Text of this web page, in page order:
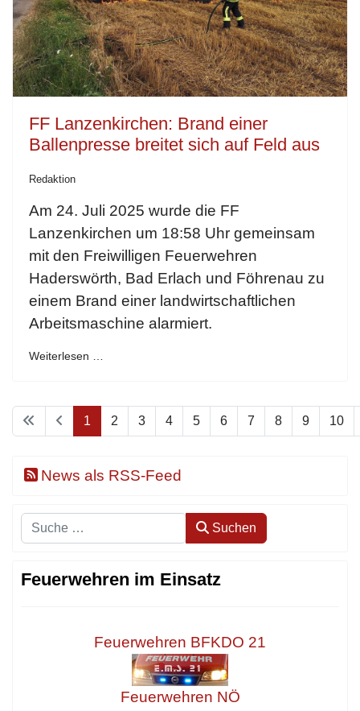
FF Lanzenkirchen: Brand einer
Ballenpresse breitet sich auf Feld aus
Redaktion
Am 24. Juli 2025 wurde die FF
Lanzenkirchen um 18:58 Uhr gemeinsam
mit den Freiwilligen Feuerwehren
Haderswörth, Bad Erlach und Föhrenau zu
einem Brand einer landwirtschaftlichen
Arbeitsmaschine alarmiert.
Weiterlesen …
1 2 3 4 5 6 7 8 9 10
News als RSS-Feed
Suchen Suchen
Feuerwehren im Einsatz
Feuerwehren BFKDO 21
Feuerwehren NÖ